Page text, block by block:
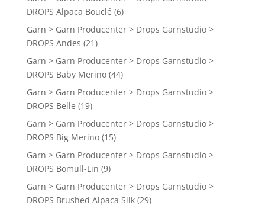
DROPS Alpaca Bouclé (6)
Garn > Garn Producenter > Drops Garnstudio >
DROPS Andes (21)
Garn > Garn Producenter > Drops Garnstudio >
DROPS Baby Merino (44)
Garn > Garn Producenter > Drops Garnstudio >
DROPS Belle (19)
Garn > Garn Producenter > Drops Garnstudio >
DROPS Big Merino (15)
Garn > Garn Producenter > Drops Garnstudio >
DROPS Bomull-Lin (9)
Garn > Garn Producenter > Drops Garnstudio >
DROPS Brushed Alpaca Silk (29)